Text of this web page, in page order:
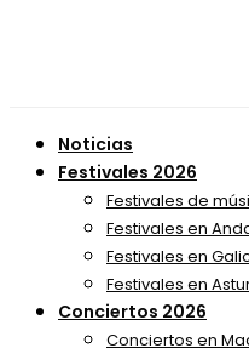
Noticias
Festivales 2026
Festivales de
Festivales en
Festivales en
Festivales en
Conciertos 2026
Conciertos en